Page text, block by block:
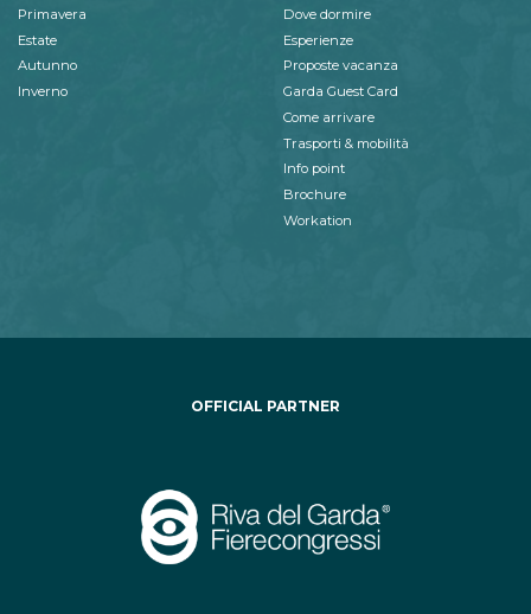
Primavera
Estate
Autunno
Inverno
Dove dormire
Esperienze
Proposte vacanza
Garda Guest Card
Come arrivare
Trasporti & mobilità
Info point
Brochure
Workation
OFFICIAL PARTNER